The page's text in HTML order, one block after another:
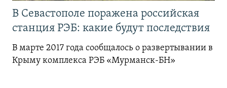
В Севастополе поражена российская
станция РЭБ: какие будут последствия
В марте 2017 года сообщалось о развертывании в
Крыму комплекса РЭБ «Мурманск-БН»